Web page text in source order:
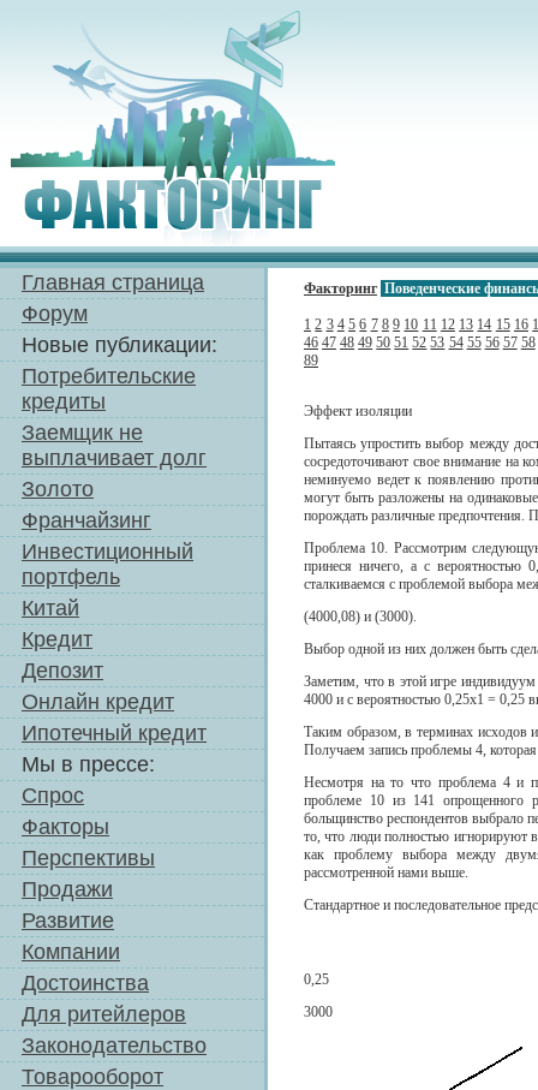
Главная страница
Форум
Новые публикации:
Потребительские
кредиты
Заемщик не
выплачивает долг
Золото
Франчайзинг
Инвестиционный
портфель
Китай
Кредит
Депозит
Онлайн кредит
Ипотечный кредит
Мы в прессе:
Спрос
Факторы
Перспективы
Продажи
Развитие
Компании
Достоинства
Для ритейлеров
Законодательство
Товарооборот
Факторинг Поведенческие
1 2 3 4 5 6 7 8 9 10 11 12 13 14 15 16
46 47 48 49 50 51 52 53 54 55 56 57 58
89
Эффект изоляции
Пытаясь упростить выбор между
сосредоточивают свое внимание на
неминуемо ведет к появлению
могут быть разложены на
порождать различные предпочтения.
Проблема 10. Рассмотрим
принеся ничего, а с
сталкиваемся с проблемой выбора
(4000,08) и (3000).
Выбор одной из них должен быть
Заметим, что в этой игре
4000 и с вероятностью 0,25x1 = 0,25
Таким образом, в терминах исходов
Получаем запись проблемы 4,
Несмотря на то что проблема 4 и
проблеме 10 из 141 опрощенного
больщинство респондентов выбрало
то, что люди полностью игнорируют
как проблему выбора между
рассмотренной нами выше.
Стандартное и последовательное
0,25
3000